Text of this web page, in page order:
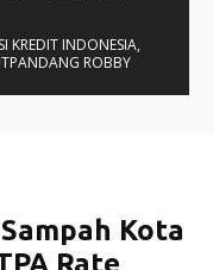
KREDIT INDONESIA,
ROBBY
- MENATA